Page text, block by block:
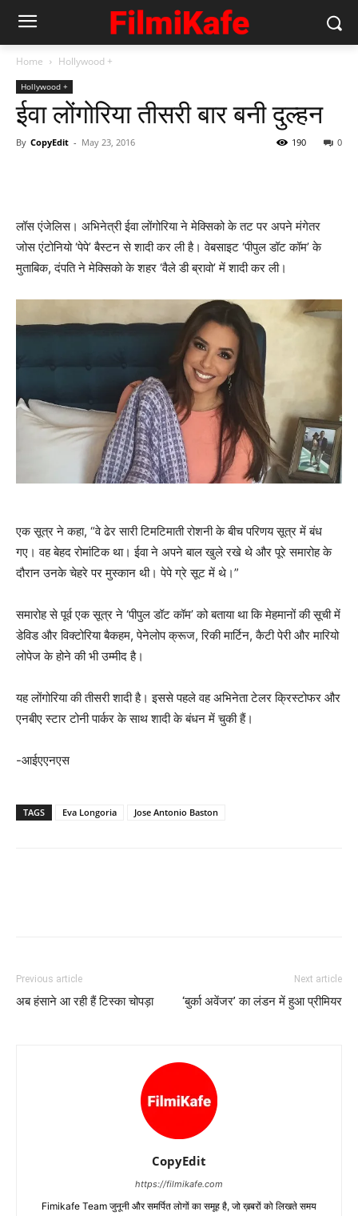
Home Hollywood +
Hollywood +
ईवा लोंगोरिया तीसरी बार बनी दुल्‍हन
By CopyEdit - May 23, 2016 0
190
लॉस एंजेलिस। अभिनेत्री ईवा लोंगोरिया ने मेक्सिको के तट पर अपने मंगेतर
जोस एंटोनियो ‘पेपे’ बैस्टन से शादी कर ली है। वेबसाइट ‘पीपुल डॉट कॉम’ के
मुताबिक, दंपति ने मेक्सिको के शहर ‘वैले डी ब्रावो’ में शादी कर ली।
एक सूत्र ने कहा, “वे ढेर सारी टिमटिमाती रोशनी के बीच परिणय सूत्र में बंध
गए। वह बेहद रोमांटिक था। ईवा ने अपने बाल खुले रखे थे और पूरे समारोह के
दौरान उनके चेहरे पर मुस्कान थी। पेपे ग्रे सूट में थे।”
समारोह से पूर्व एक सूत्र ने ‘पीपुल डॉट कॉम’ को बताया था कि मेहमानों की सूची में
डेविड और विक्टोरिया बैकहम, पेनेलोप क्रूज, रिकी मार्टिन, कैटी पेरी और मारियो
लोपेज के होने की भी उम्मीद है।
यह लोंगोरिया की तीसरी शादी है। इससे पहले वह अभिनेता टेलर क्रिस्टोफर और
एनबीए स्टार टोनी पार्कर के साथ शादी के बंधन में चुकी हैं।
-आईएएनएस
TAGS Eva Longoria Jose Antonio Baston
Previous article
अब हंसाने आ रही हैं टिस्का चोपड़ा
Next article
‘बुर्का अवेंजर’ का लंडन में हुआ प्रीमियर
CopyEdit
https://filmikafe.com
Fimikafe Team जुनूनी और समर्पित लोगों का समूह है, जो ख़बरों को लिखते समय